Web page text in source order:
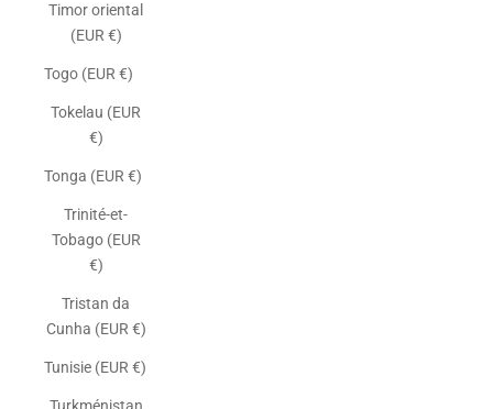
Timor oriental
(EUR €)
Togo (EUR €)
Tokelau (EUR
€)
Tonga (EUR €)
Trinité-et-
Tobago (EUR
€)
Tristan da
Cunha (EUR €)
Tunisie (EUR €)